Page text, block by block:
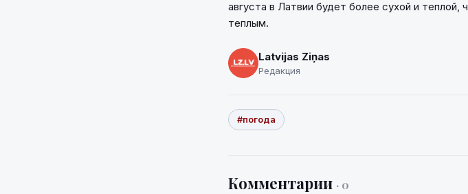
августа в Латвии будет более сухой и
теплым.
Latvijas Ziņas
Редакция
#погода
Комментарии · 0